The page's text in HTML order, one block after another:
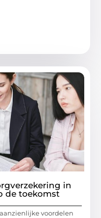
in
de toekomst
voordelen